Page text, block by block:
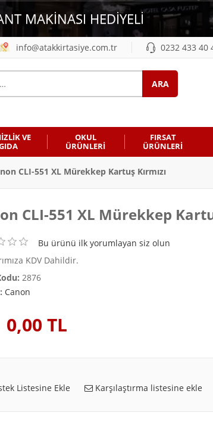
MAKİNASI HEDİYELİ
info@atakkirtasiye.com.tr 0232 433 40
VE
OKUL
ÜRÜNLERİ
FIRSAT
ÜRÜNLERI
CLI-551 XL Mürekkep Kartuş Kırmızı
CLI-551 XL Mürekkep
Bu ürünü ilk yorumlayan siz olun
KDV Dahildir.
2876
Canon
0,00 TL
Listesine Ekle Karşılaştırma listesine ekle